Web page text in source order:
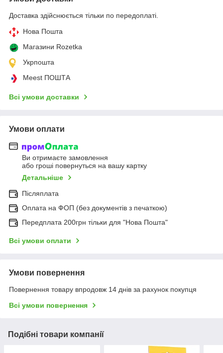
Доставка здійснюється тільки по передоплаті.
Нова Пошта
Магазини Rozetka
Укрпошта
Meest ПОШТА
Всі умови доставки
Умови оплати
Ви отримаєте замовлення
або гроші повернуться на вашу картку
Детальніше
Післяплата
Оплата на ФОП (без документів з печаткою)
Передплата 200грн тільки для "Нова Пошта"
Всі умови оплати
Умови повернення
Повернення товару впродовж 14 днів за рахунок покупця
Всі умови повернення
Подібні товари компанії